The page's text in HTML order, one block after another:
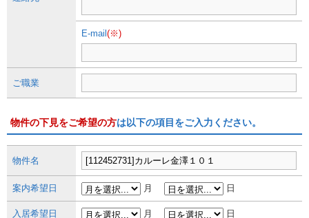
E-mail (※)
ご職業
物件の下見をご希望の方は以下の項目をご入力ください。
物件名
案内希望日 月 日
入居希望日 月 日